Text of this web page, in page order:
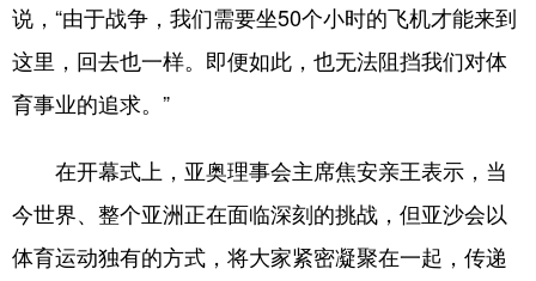
说，“由于战争，我们需要坐50个小时的飞机才能来到
这里，回去也一样。即便如此，也无法阻挡我们对体
育事业的追求。”
在开幕式上，亚奥理事会主席焦安亲王表示，当
今世界、整个亚洲正在面临深刻的挑战，但亚沙会以
体育运动独有的方式，将大家紧密凝聚在一起，传递